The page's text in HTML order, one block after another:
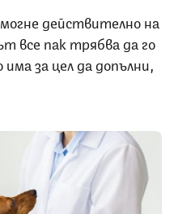
действително на
все пак трябва да го
за цел да допълни,